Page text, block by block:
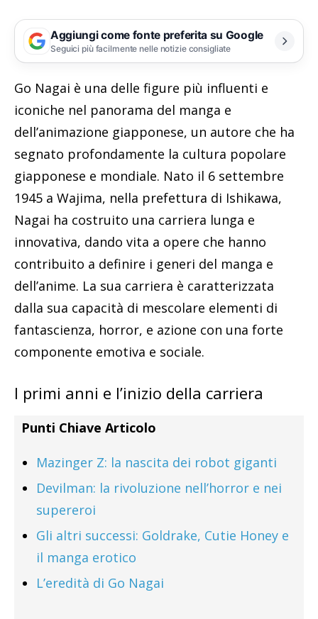
Aggiungi come fonte preferita su Google
Seguici più facilmente nelle notizie consigliate
Go Nagai è una delle figure più influenti e
iconiche nel panorama del manga e
dell’animazione giapponese, un autore che ha
segnato profondamente la cultura popolare
giapponese e mondiale. Nato il 6 settembre
1945 a Wajima, nella prefettura di Ishikawa,
Nagai ha costruito una carriera lunga e
innovativa, dando vita a opere che hanno
contribuito a definire i generi del manga e
dell’anime. La sua carriera è caratterizzata
dalla sua capacità di mescolare elementi di
fantascienza, horror, e azione con una forte
componente emotiva e sociale.
I primi anni e l’inizio della carriera
Punti Chiave Articolo
Mazinger Z: la nascita dei robot giganti
Devilman: la rivoluzione nell’horror e nei
supereroi
Gli altri successi: Goldrake, Cutie Honey e
il manga erotico
L’eredità di Go Nagai